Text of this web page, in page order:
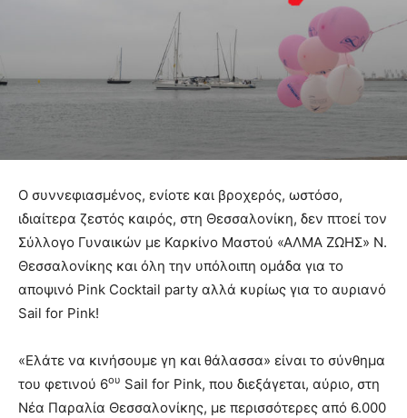
Ο συννεφιασμένος, ενίοτε και βροχερός, ωστόσο,
ιδιαίτερα ζεστός καιρός, στη Θεσσαλονίκη, δεν πτοεί τον
Σύλλογο Γυναικών με Καρκίνο Μαστού «ΑΛΜΑ ΖΩΗΣ» Ν.
Θεσσαλονίκης και όλη την υπόλοιπη ομάδα για το
αποψινό Pink Cocktail party αλλά κυρίως για το αυριανό
Sail for Pink!
«Ελάτε να κινήσουμε γη και θάλασσα» είναι το σύνθημα
του φετινού 6ου Sail for Pink, που διεξάγεται, αύριο, στη
Νέα Παραλία Θεσσαλονίκης, με περισσότερες από 6.000